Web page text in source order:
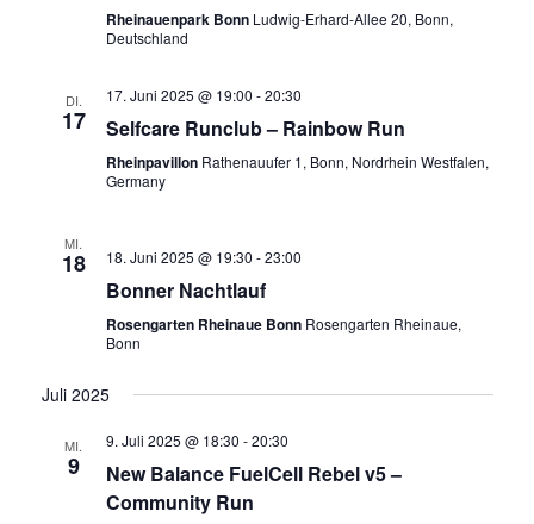
Rheinauenpark Bonn Ludwig-Erhard-Allee 20, Bonn,
Deutschland
DI.
17
17. Juni 2025 @ 19:00 -20:30
Selfcare Runclub – Rainbow Run
Rheinpavillon Rathenauufer 1, Bonn, Nordrhein Westfalen,
Germany
MI.
18 18. Juni 2025 @ 19:30 -23:00
Bonner Nachtlauf
Rosengarten Rheinaue Bonn Rosengarten Rheinaue,
Bonn
Juli 2025
MI.
9
9. Juli 2025 @ 18:30 -20:30
New Balance FuelCell Rebel v5 –
Community Run